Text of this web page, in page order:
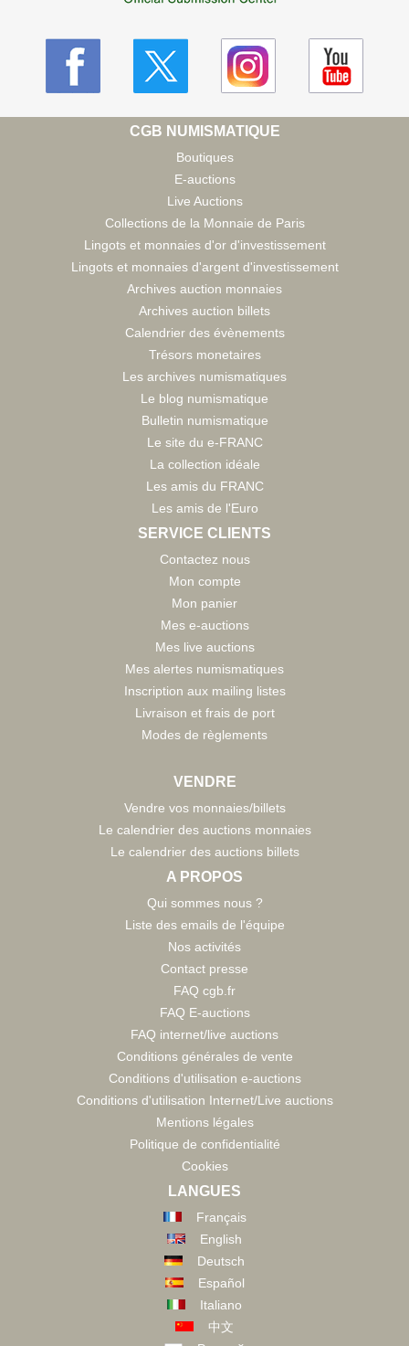
CGB NUMISMATIQUE
Boutiques
E-auctions
Live Auctions
Collections de la Monnaie de Paris
Lingots et monnaies d'or d'investissement
Lingots et monnaies d'argent d'investissement
Archives auction monnaies
Archives auction billets
Calendrier des évènements
Trésors monetaires
Les archives numismatiques
Le blog numismatique
Bulletin numismatique
Le site du e-FRANC
La collection idéale
Les amis du FRANC
Les amis de l'Euro
SERVICE CLIENTS
Contactez nous
Mon compte
Mon panier
Mes e-auctions
Mes live auctions
Mes alertes numismatiques
Inscription aux mailing listes
Livraison et frais de port
Modes de règlements
VENDRE
Vendre vos monnaies/billets
Le calendrier des auctions monnaies
Le calendrier des auctions billets
A PROPOS
Qui sommes nous ?
Liste des emails de l'équipe
Nos activités
Contact presse
FAQ cgb.fr
FAQ E-auctions
FAQ internet/live auctions
Conditions générales de vente
Conditions d'utilisation e-auctions
Conditions d'utilisation Internet/Live auctions
Mentions légales
Politique de confidentialité
Cookies
LANGUES
Français
English
Deutsch
Español
Italiano
中文